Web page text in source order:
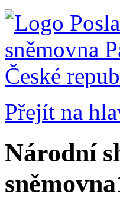
Přejít na
Národní
sněmovna